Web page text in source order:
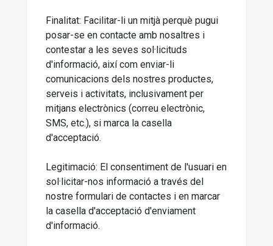
Finalitat: Facilitar-li un mitjà perquè pugui
posar-se en contacte amb nosaltres i
contestar a les seves sol·licituds
d'informació, així com enviar-li
comunicacions dels nostres productes,
serveis i activitats, inclusivament per
mitjans electrònics (correu electrònic,
SMS, etc.), si marca la casella
d'acceptació.
Legitimació: El consentiment de l'usuari en
sol·licitar-nos informació a través del
nostre formulari de contactes i en marcar
la casella d'acceptació d'enviament
d'informació.